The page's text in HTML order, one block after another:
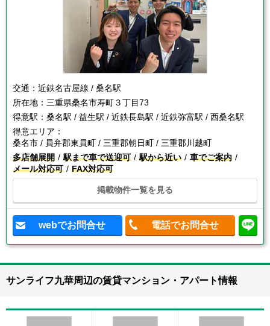
交通： 近鉄名古屋線 / 桑名駅
所在地： 三重県桑名市寿町３丁目73
得意駅： 桑名駅 / 益生駅 / 近鉄長島駅 / 近鉄弥富駅 / 西桑名駅
得意エリア：
桑名市 / 員弁郡東員町 / 三重郡朝日町 / 三重郡川越町
多店舗展開
駅まで車で送迎可 駅から近い
車でご案内
メール対応可
FAX対応可
掲載物件一覧を見る
webでお問合せ 電話でお問合せ
サンライフ九華周辺の賃貸マンション・アパート情報